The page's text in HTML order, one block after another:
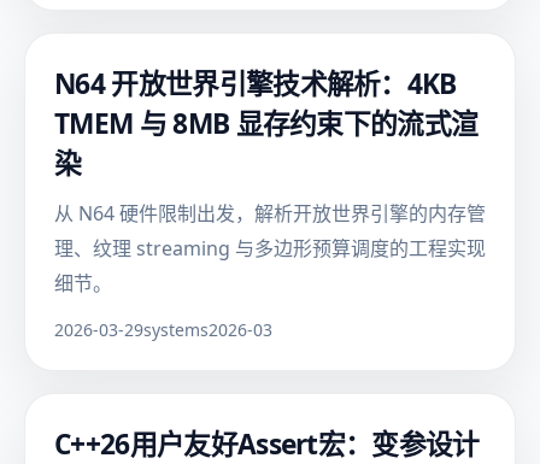
N64 开放世界引擎技术解析：4KB
TMEM 与 8MB 显存约束下的流式渲
染
从 N64 硬件限制出发，解析开放世界引擎的内存管
理、纹理 streaming 与多边形预算调度的工程实现
细节。
2026-03-29systems2026-03
C++26用户友好Assert宏：变参设计